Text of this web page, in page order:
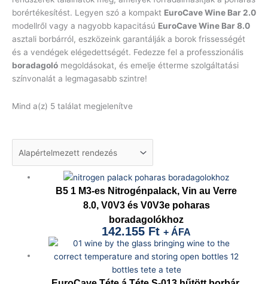
borértékesítést. Legyen szó a kompakt EuroCave Wine Bar 2.0
modellről vagy a nagyobb kapacitású EuroCave Wine Bar 8.0
asztali borbárról, eszközeink garantálják a borok frissességét
és a vendégek elégedettségét. Fedezze fel a professzionális
boradagoló megoldásokat, és emelje étterme szolgáltatási
színvonalát a legmagasabb szintre!
Mind a(z) 5 találat megjelenítve
B5 1 M3-es Nitrogénpalack, Vin au Verre
8.0, V0V3 és V0V3e poharas
boradagolókhoz
142.155 Ft + ÁFA